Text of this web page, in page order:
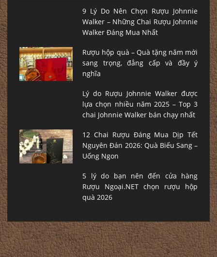
9 Lý Do Nên Chọn Rượu Johnnie
Walker – Những Chai Rượu Johnnie
Walker Đáng Mua Nhất
Rượu hộp quà – Quà tặng năm mới
sang trọng, đẳng cấp và đầy ý
nghĩa
Lý do Rượu Johnnie Walker được
lựa chọn nhiều năm 2025 – Top 3
chai Johnnie Walker bán chạy nhất
12 Chai Rượu Đáng Mua Dịp Tết
Nguyên Đán 2026: Quà Biếu Sang –
Uống Ngon
5 lý do bạn nên đến cửa hàng
Rượu Ngoại.NET chọn rượu hộp
quà 2026